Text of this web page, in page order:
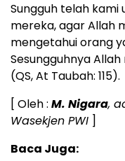
Sungguh telah
mereka, agar Allah
mengetahui orang
Sesungguhnya
(QS, At Taubah: 115).
[ Oleh : M. Nigara,
Wasekjen PWI ]
Baca Juga: